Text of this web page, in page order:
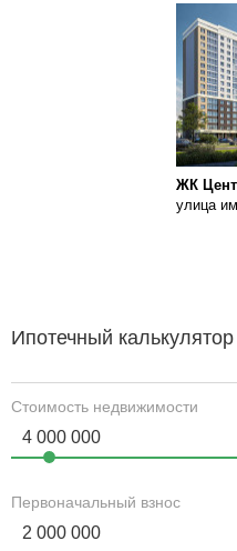
ЖК
улица
Ипотечный калькулятор
Стоимость недвижимости
Первоначальный взнос